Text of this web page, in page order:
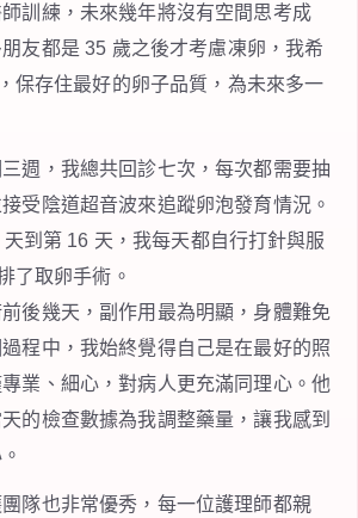
訓練，未來幾年將沒有空間思考成
友都是 35 歲之後才考慮凍卵，我希
保存住最好的卵子品質，為未來多一
週，我總共回診七次，每次都需要抽
受陰道超音波來追蹤卵泡發育情況。
到第 16 天，我每天都自行打針與服
了取卵手術。
後幾天，副作用最為明顯，身體難免
程中，我始終覺得自己是在最好的照
業、細心，對病人更充滿同理心。他
的檢查數據為我調整藥量，讓我感到
隊也非常優秀，每一位護理師都親